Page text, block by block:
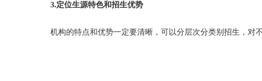
3.定位生源特色和招生优势
机构的特点和优势一定要清晰，可以分层次分类别招生，对